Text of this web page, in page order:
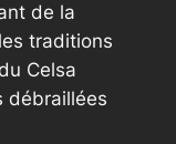
de la
traditions
Celsa
débraillées